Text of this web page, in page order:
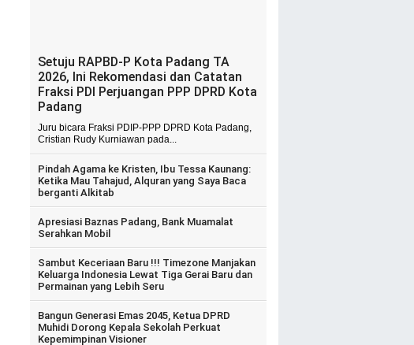
Setuju RAPBD-P Kota Padang TA
2026, Ini Rekomendasi dan Catatan
Fraksi PDI Perjuangan PPP DPRD Kota
Padang
Juru bicara Fraksi PDIP-PPP DPRD Kota Padang,
Cristian Rudy Kurniawan pada...
Pindah Agama ke Kristen, Ibu Tessa Kaunang:
Ketika Mau Tahajud, Alquran yang Saya Baca
berganti Alkitab
Apresiasi Baznas Padang, Bank Muamalat
Serahkan Mobil
Sambut Keceriaan Baru !!! Timezone Manjakan
Keluarga Indonesia Lewat Tiga Gerai Baru dan
Permainan yang Lebih Seru
Bangun Generasi Emas 2045, Ketua DPRD
Muhidi Dorong Kepala Sekolah Perkuat
Kepemimpinan Visioner